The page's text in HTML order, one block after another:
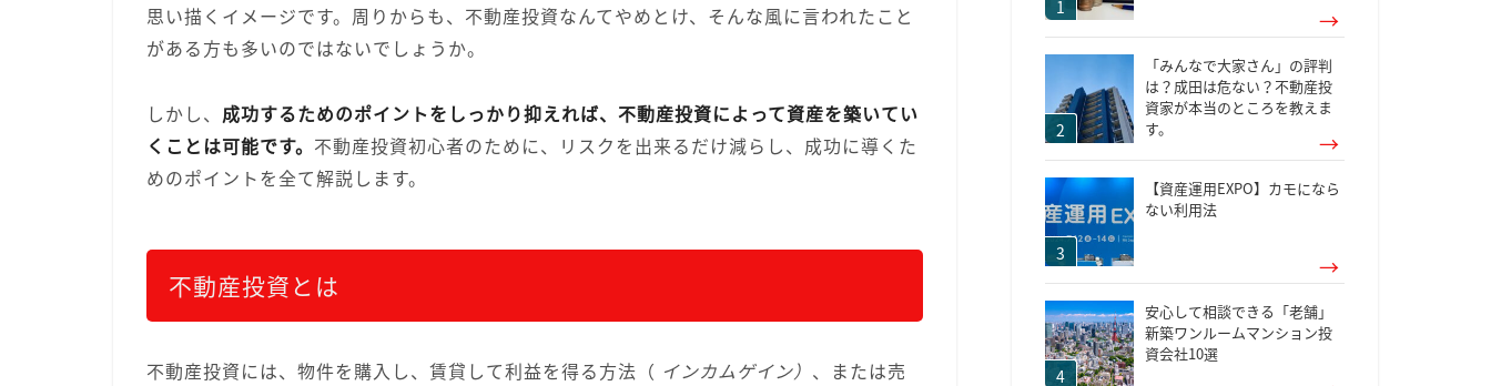
思い描くイメージです。周りからも、不動産投資なんてやめとけ、そんな風に言われたこと
がある方も多いのではないでしょうか。
しかし、 成功するためのポイントをしっかり抑えれば、不動産投資によって資産を築いてい
くことは可能です。 不動産投資初心者のために、リスクを出来るだけ減らし、成功に導くた
めのポイントを全て解説します。
不動産投資とは
不動産投資には、物件を購入し、賃貸して利益を得る方法（ インカムゲイン） 、または売
「みんなで大家さん」の評判
は？成田は危ない？不動産投
資家が本当のところを教えま
す。
【資産運用EXPO】カモになら
ない利用法
安心して相談できる「老舗」
新築ワンルームマンション投
資会社10選